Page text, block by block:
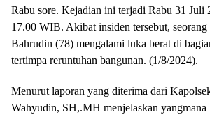
Rabu sore. Kejadian ini terjadi Rabu 31 Juli
17.00 WIB. Akibat insiden tersebut, seorang
Bahrudin (78) mengalami luka berat di
tertimpa reruntuhan bangunan. (1/8/2024).
Menurut laporan yang diterima dari
Wahyudin, SH,.MH menjelaskan yangmana